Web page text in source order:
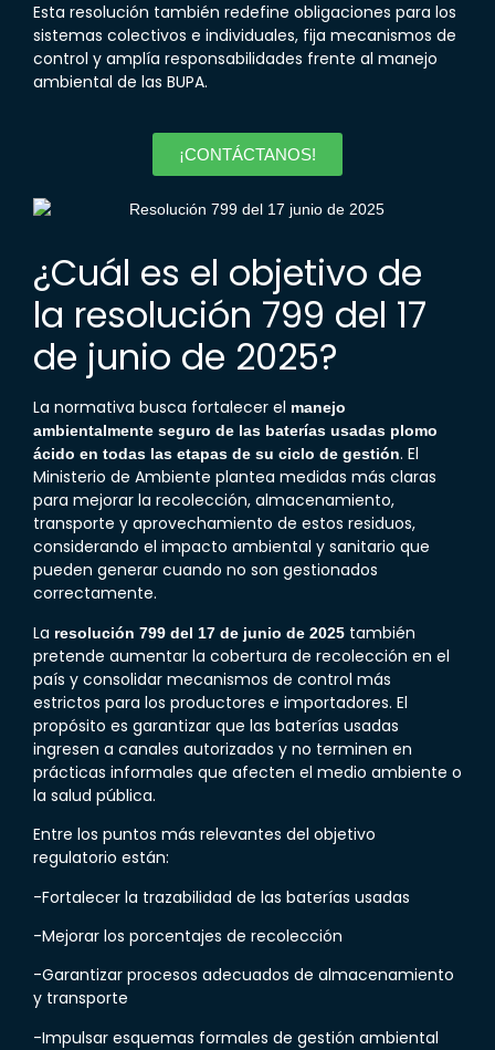
Esta resolución también redefine obligaciones para los
sistemas colectivos e individuales, fija mecanismos de
control y amplía responsabilidades frente al manejo
ambiental de las BUPA.
¡CONTÁCTANOS!
¿Cuál es el objetivo de
la resolución 799 del 17
de junio de 2025?
La normativa busca fortalecer el manejo
ambientalmente seguro de las baterías usadas plomo
ácido en todas las etapas de su ciclo de gestión. El
Ministerio de Ambiente plantea medidas más claras
para mejorar la recolección, almacenamiento,
transporte y aprovechamiento de estos residuos,
considerando el impacto ambiental y sanitario que
pueden generar cuando no son gestionados
correctamente.
La resolución 799 del 17 de junio de 2025 también
pretende aumentar la cobertura de recolección en el
país y consolidar mecanismos de control más
estrictos para los productores e importadores. El
propósito es garantizar que las baterías usadas
ingresen a canales autorizados y no terminen en
prácticas informales que afecten el medio ambiente o
la salud pública.
Entre los puntos más relevantes del objetivo
regulatorio están:
-Fortalecer la trazabilidad de las baterías usadas
-Mejorar los porcentajes de recolección
-Garantizar procesos adecuados de almacenamiento
y transporte
-Impulsar esquemas formales de gestión ambiental